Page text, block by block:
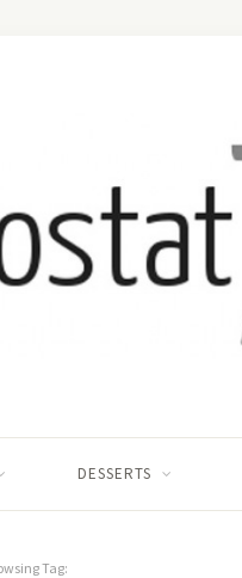
DESSERTS
Tag: